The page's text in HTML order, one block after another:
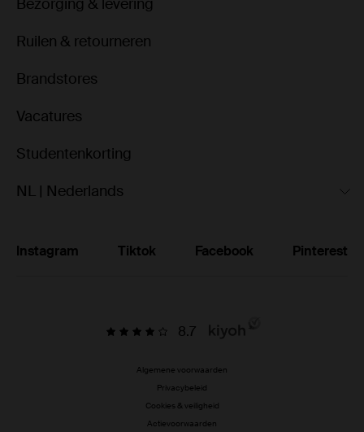
Bezorging & levering
Ruilen & retourneren
Brandstores
Vacatures
Studentenkorting
NL | Nederlands
Instagram Tiktok Facebook Pinterest
8.7
Algemene voorwaarden
Privacybeleid
Cookies & veiligheid
Actievoorwaarden